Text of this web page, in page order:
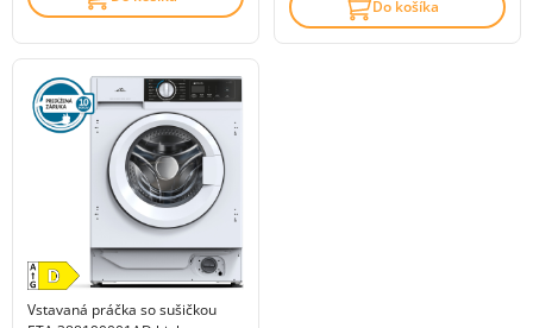
Do košíka
Vstavaná práčka so sušičkou